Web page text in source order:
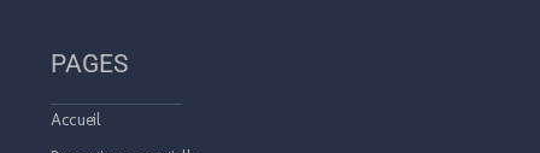
PAGES
Accueil